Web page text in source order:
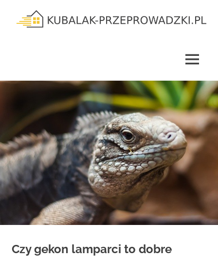
content
MENU
Czy gekon lamparci to dobre